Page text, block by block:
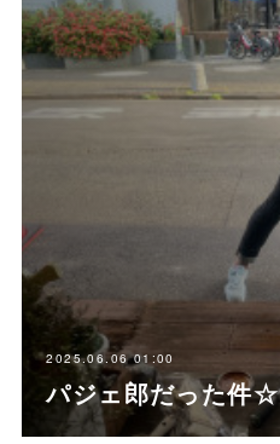
2025.06.06 01:00
パジェ郎だった件☆